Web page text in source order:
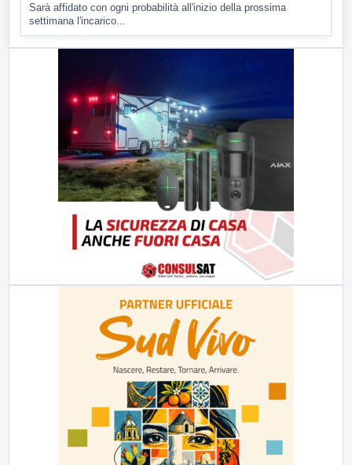
Sarà affidato con ogni probabilità all'inizio della prossima
settimana l'incarico...